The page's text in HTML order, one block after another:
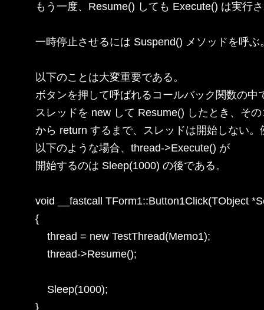
もう一度、Resume() しても Execute() は実行
一時停止させるには Suspend() メソッドを呼ぶ
以下のことは大変重要である。
ボタンを押して呼ばれるコールバック関数の中
スレッドを new して Resume() したとき、そ
から return するまで、スレッドは開始しない。
以下のような場合、thread->Execute() が
開始するのは Sleep(1000) の後である。
void __fastcall TForm1::Button1Click(TObject
{
    thread = new TestThread(Memo1);
    thread->Resume();
    Sleep(1000);
}